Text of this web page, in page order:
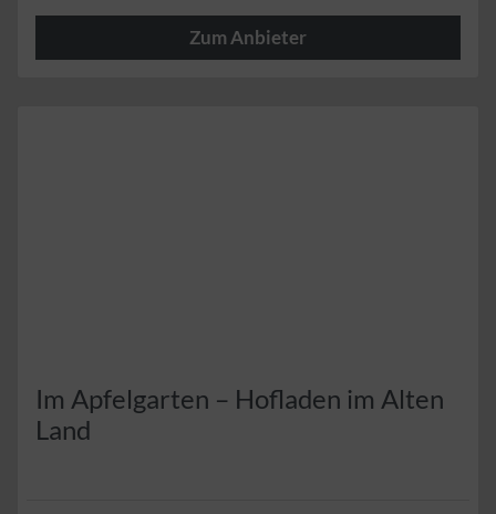
Zum Anbieter
Im Apfelgarten – Hofladen im Alten
Land